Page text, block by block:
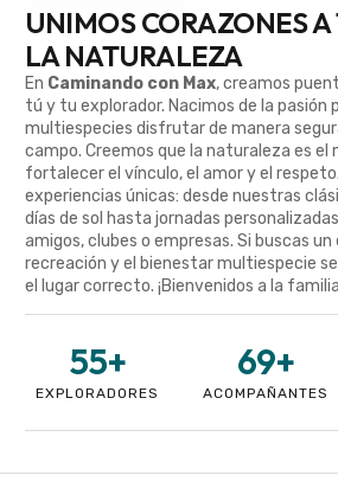
UNIMOS CORAZONES A
LA NATURALEZA
En Caminando con Max, creamos
tú y tu explorador. Nacimos de la pasión
multiespecies disfrutar de manera
campo. Creemos que la naturaleza es el
fortalecer el vínculo, el amor y el
experiencias únicas: desde nuestras
días de sol hasta jornadas
amigos, clubes o empresas. Si buscas un
recreación y el bienestar multiespecie
el lugar correcto. ¡Bienvenidos a la
EXPLORADORES
55+
ACOMPAÑANTES
69+